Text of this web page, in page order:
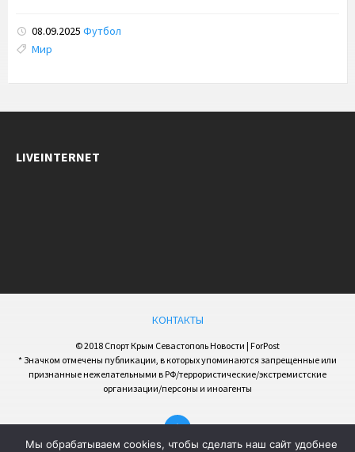
08.09.2025 Футбол
Tags:
Мир
LIVEINTERNET
КОНТАКТЫ
© 2018 Спорт Крым Севастополь Новости | ForPost
* Значком отмечены публикации, в которых упоминаются запрещенные или
признанные нежелательными в РФ/террористические/экстремистские
организации/персоны и иноагенты
Мы обрабатываем cookies, чтобы сделать наш сайт удобнее